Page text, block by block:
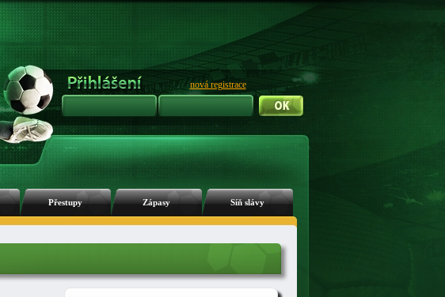
nová registrace
Přestupy Zápasy Síň slávy